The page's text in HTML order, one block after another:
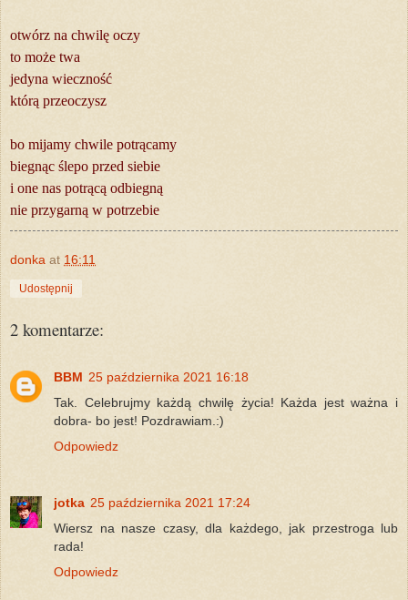
otwórz na chwilę oczy
to może twa
jedyna wieczność
którą przeoczysz
bo mijamy chwile potrącamy
biegnąc ślepo przed siebie
i one nas potrącą odbiegną
nie przygarną w potrzebie
donka at 16:11
Udostępnij
2 komentarze:
BBM 25 października 2021 16:18
Tak. Celebrujmy każdą chwilę życia! Każda jest ważna i
dobra- bo jest! Pozdrawiam.:)
Odpowiedz
jotka 25 października 2021 17:24
Wiersz na nasze czasy, dla każdego, jak przestroga lub
rada!
Odpowiedz